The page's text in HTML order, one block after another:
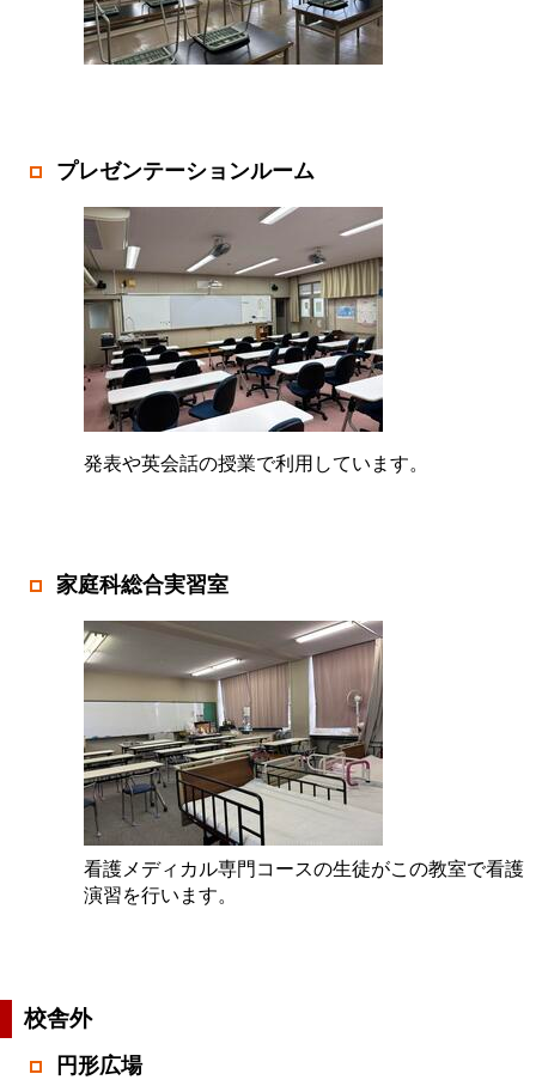
プレゼンテーションルーム
発表や英会話の授業で利用しています。
家庭科総合実習室
看護メディカル専門コースの生徒がこの教室で看護
演習を行います。
校舎外
円形広場